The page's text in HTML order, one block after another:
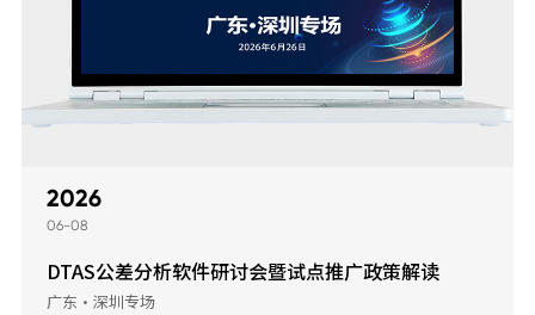
2026
06-08
DTAS公差分析软件研讨会暨试点推广政策解读
广东·深圳专场